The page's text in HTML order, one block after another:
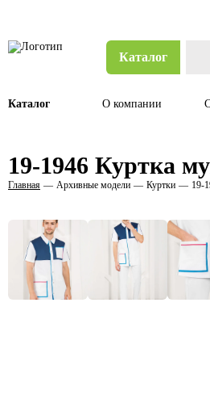
Каталог
Каталог О компании
19-1946 Куртка
Главная Архивные модели Куртки 19-